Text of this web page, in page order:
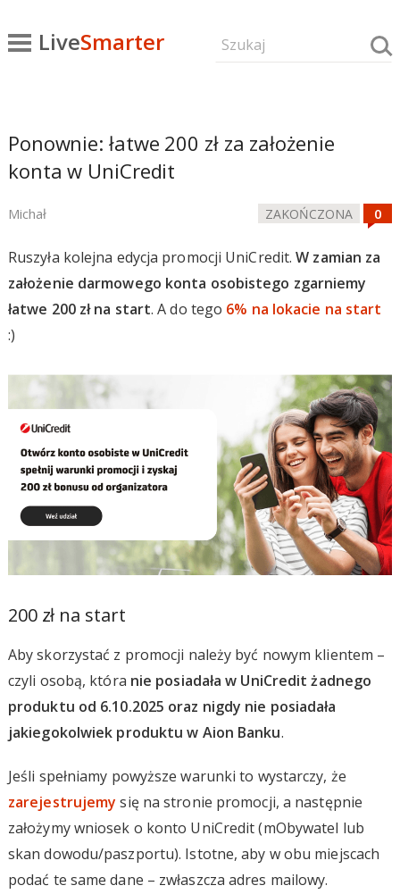
LiveSmarter
Ponownie: łatwe 200 zł za założenie
konta w UniCredit
Michał ZAKOŃCZONA
Ruszyła kolejna edycja promocji UniCredit.W zamian za
założenie darmowego konta osobistego zgarniemy
łatwe 200 zł na start. A do tego 6% na lokacie na start
:)
200 zł na start
Aby skorzystać z promocji należy być nowym klientem –
czyli osobą, która nie posiadała w UniCredit żadnego
produktu od 6.10.2025 oraz nigdy nie posiadała
jakiegokolwiek produktu w Aion Banku.
Jeśli spełniamy powyższe warunki to wystarczy, że
zarejestrujemy się na stronie promocji, a następnie
założymy wniosek o konto UniCredit (mObywatel lub
skan dowodu/paszportu). Istotne, aby w obu miejscach
podać te same dane – zwłaszcza adres mailowy.